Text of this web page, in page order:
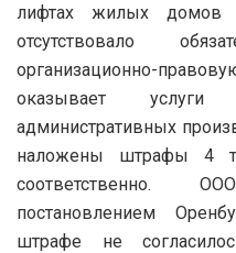
лифтах жилых домов
отсутствовало
организационно-
оказывает
административных
наложены штрафы 4
соответственно.
постановлением
штрафе не